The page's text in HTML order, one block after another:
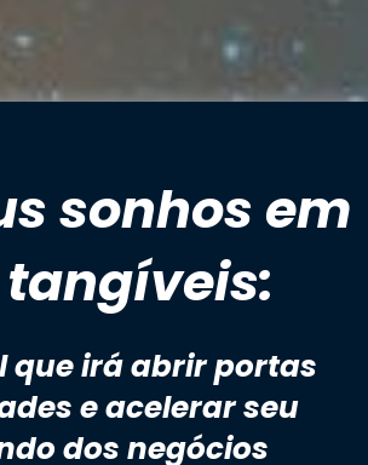
sonhos em
que irá abrir portas
e acelerar seu
dos negócios